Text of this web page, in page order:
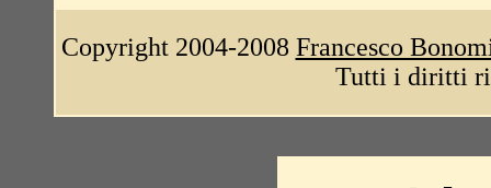
Copyright 2004-2008 Francesco
Tutti i diritti